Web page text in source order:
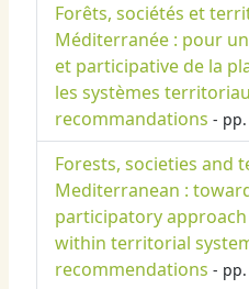
Forêts, sociétés et
Méditerranée : pour
et participative de la
les systèmes
recommandations - pp.
Forests, societies and
Mediterranean :
participatory
within territorial
recommendations - pp.